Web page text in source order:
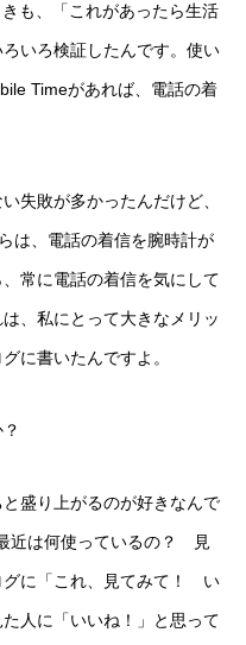
も、「これがあったら生活
いろ検証したんです。使い
Timeがあれば、電話の着
失敗が多かったんだけど、
は、電話の着信を腕時計が
常に電話の着信を気にして
、私にとって大きなメリッ
に書いたんですよ。
盛り上がるのが好きなんで
近は何使っているの？ 見
グに「これ、見てみて！ い
人に「いいね！」と思って